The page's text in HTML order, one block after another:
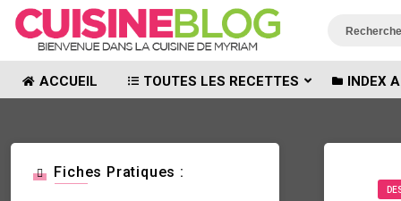
ACCUEIL TOUTES LES RECETTES INDEX
Fiches Pratiques :